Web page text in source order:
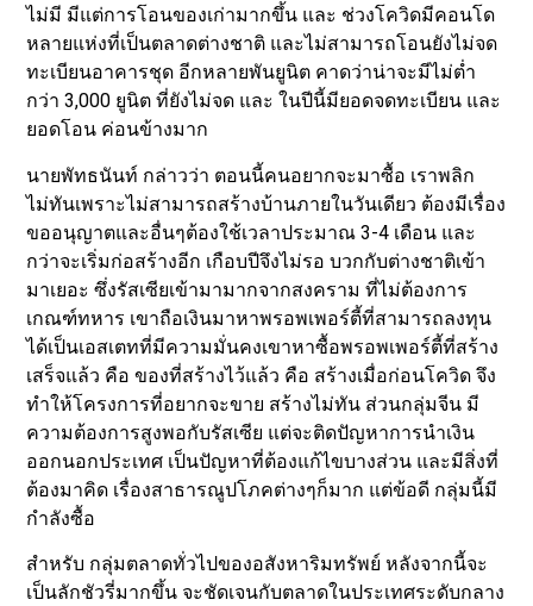
ไม่มี มีแต่การโอนของเก่ามากขึ้น และ ช่วงโควิดมีคอนโด
หลายแห่งที่เป็นตลาดต่างชาติ และไม่สามารถโอนยังไม่จด
ทะเบียนอาคารชุด อีกหลายพันยูนิต คาดว่าน่าจะมีไม่ต่ำ
กว่า 3,000 ยูนิต ที่ยังไม่จด และ ในปีนี้มียอดจดทะเบียน และ
ยอดโอน ค่อนข้างมาก
นายพัทธนันท์ กล่าวว่า ตอนนี้คนอยากจะมาซื้อ เราพลิก
ไม่ทันเพราะไม่สามารถสร้างบ้านภายในวันเดียว ต้องมีเรื่อง
ขออนุญาตและอื่นๆต้องใช้เวลาประมาณ 3-4 เดือน และ
กว่าจะเริ่มก่อสร้างอีก เกือบปีจึงไม่รอ บวกกับต่างชาติเข้า
มาเยอะ ซึ่งรัสเซียเข้ามามากจากสงคราม ที่ไม่ต้องการ
เกณฑ์ทหาร เขาถือเงินมาหาพรอพเพอร์ตี้ที่สามารถลงทุน
ได้เป็นเอสเตทที่มีความมั่นคงเขาหาซื้อพรอพเพอร์ตี้ที่สร้าง
เสร็จแล้ว คือ ของที่สร้างไว้แล้ว คือ สร้างเมื่อก่อนโควิด จึง
ทำให้โครงการที่อยากจะขาย สร้างไม่ทัน ส่วนกลุ่มจีน มี
ความต้องการสูงพอกับรัสเซีย แต่จะติดปัญหาการนำเงิน
ออกนอกประเทศ เป็นปัญหาที่ต้องแก้ไขบางส่วน และมีสิ่งที่
ต้องมาคิด เรื่องสาธารณูปโภคต่างๆก็มาก แต่ข้อดี กลุ่มนี้มี
กำลังซื้อ
สำหรับ กลุ่มตลาดทั่วไปของอสังหาริมทรัพย์ หลังจากนี้จะ
เป็นลักชัวรี่มากขึ้น จะชัดเจนกับตลาดในประเทศระดับกลาง